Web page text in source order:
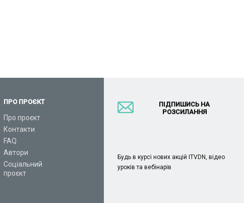
ПРО ПРОЄКТ
Про проєкт
Контакти
FAQ
Автори
Соціальний
проєкт
ПІДПИШИСЬ НА
РОЗСИЛАННЯ
Будь в курсі нових акцій ITVDN, відео
уроків та вебінарів